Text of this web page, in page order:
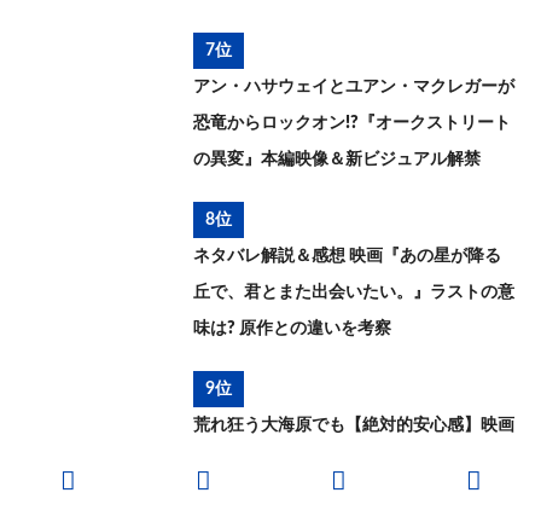
7位
アン・ハサウェイとユアン・マクレガーが
恐竜からロックオン!?『オークストリート
の異変』本編映像＆新ビジュアル解禁
8位
ネタバレ解説＆感想 映画『あの星が降る
丘で、君とまた出会いたい。』ラストの意
味は? 原作との違いを考察
9位
荒れ狂う大海原でも【絶対的安心感】映画